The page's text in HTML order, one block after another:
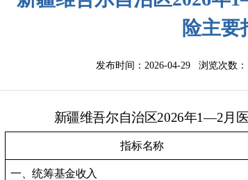
险主要
发布时间：2026-04-29 浏览次数：
新疆维吾尔自治区2026年1—2月
指标名称
一、统筹基金收入